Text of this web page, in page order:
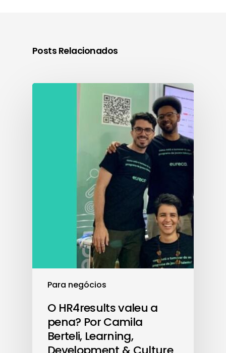
Posts Relacionados
Para negócios
O HR4results valeu a
pena? Por Camila
Berteli, Learning,